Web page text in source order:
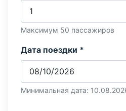
Максимум 50 пассажиров
Дата поездки *
Минимальная дата: